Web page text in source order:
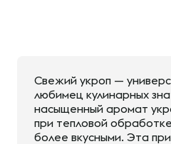
Свежий укроп —
любимец кулинарных
насыщенный аромат
при тепловой
более вкусными. Эта